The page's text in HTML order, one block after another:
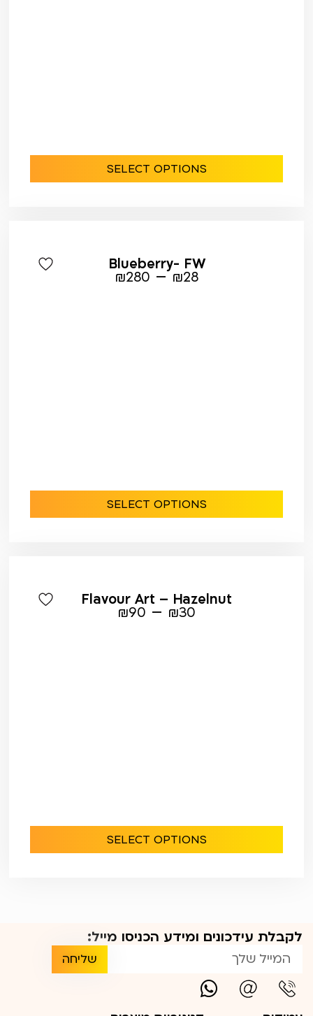
SELECT OPTIONS
Blueberry- FW
₪28
–
₪280
SELECT OPTIONS
Flavour Art – Hazelnut
₪30
–
₪90
SELECT OPTIONS
לקבלת עידכונים ומידע הכניסו מייל:
שליחה